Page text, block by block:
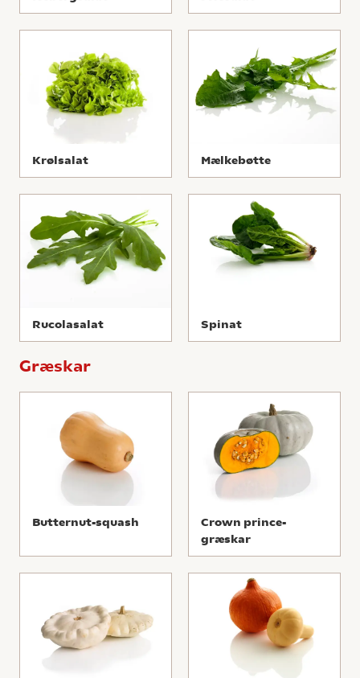
Krølsalat Mælkebøtte
Rucolasalat Spinat
Græskar
Butternut-squash
Crown prince-
græskar